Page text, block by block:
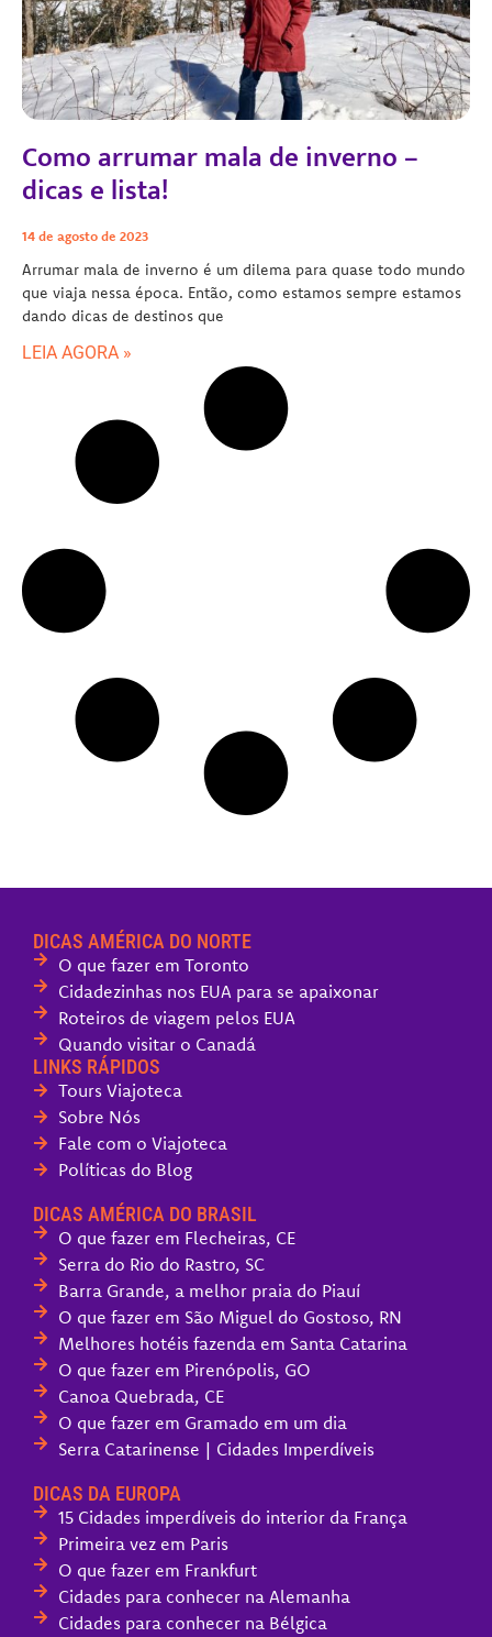
Como arrumar mala de inverno –
dicas e lista!
14 de agosto de 2023
Arrumar mala de inverno é um dilema para quase todo mundo
que viaja nessa época. Então, como estamos sempre estamos
dando dicas de destinos que
LEIA AGORA »
DICAS AMÉRICA DO NORTE
O que fazer em Toronto
Cidadezinhas nos EUA para se apaixonar
Roteiros de viagem pelos EUA
Quando visitar o Canadá
LINKS RÁPIDOS
Tours Viajoteca
Sobre Nós
Fale com o Viajoteca
Políticas do Blog
DICAS AMÉRICA DO BRASIL
O que fazer em Flecheiras, CE
Serra do Rio do Rastro, SC
Barra Grande, a melhor praia do Piauí
O que fazer em São Miguel do Gostoso, RN
Melhores hotéis fazenda em Santa Catarina
O que fazer em Pirenópolis, GO
Canoa Quebrada, CE
O que fazer em Gramado em um dia
Serra Catarinense | Cidades Imperdíveis
DICAS DA EUROPA
15 Cidades imperdíveis do interior da França
Primeira vez em Paris
O que fazer em Frankfurt
Cidades para conhecer na Alemanha
Cidades para conhecer na Bélgica